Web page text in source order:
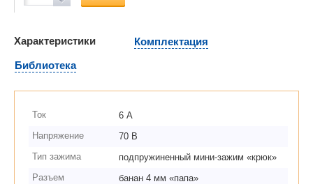
Характеристики
Комплектация
Библиотека
Ток
6 А
Напряжение
70 В
Тип зажима
подпружиненный мини-зажим «крюк»
Разъем
банан 4 мм «папа»